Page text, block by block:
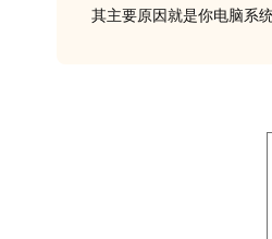
其主要原因就是你电脑系